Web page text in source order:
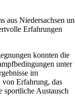
aus Niedersachsen
Erfahrungen
konnten die
unter
im
von Erfahrung, das
sportliche Austausch